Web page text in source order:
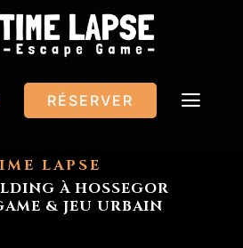
RÉSERVER
Toggle
LAPSE
À HOSSEGOR
& JEU URBAIN